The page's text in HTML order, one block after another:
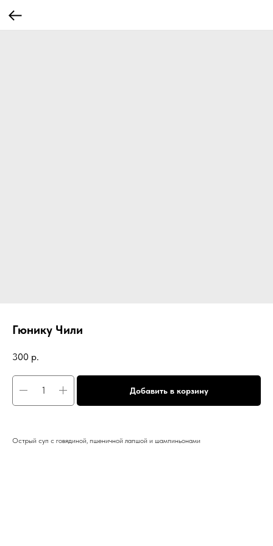
Гюнику Чили
300 р.
Добавить в корзину
Острый суп с говядиной, пшеничной лапшой и шампиньонами